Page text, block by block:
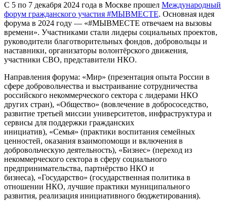
С 5 по 7 декабря 2024 года в Москве прошел Международный
форум гражданского участия #МЫВМЕСТЕ. Основная идея
форума в 2024 году — «#МЫВМЕСТЕ отвечаем на вызовы
времени». Участниками стали лидеры социальных проектов,
руководители благотворительных фондов, добровольцы и
наставники, организаторы волонтёрского движения,
участники СВО, представители НКО.
Направления форума: «Мир» (презентация опыта России в
сфере добровольчества и выстраивание сотрудничества
российского некоммерческого сектора с лидерами НКО
других стран), «Общество» (вовлечение в добрососедство,
развитие третьей миссии университетов, инфраструктура и
сервисы для поддержки гражданских
инициатив), «Семья» (практики воспитания семейных
ценностей, оказания взаимопомощи и включения в
добровольческую деятельность), «Бизнес» (переход из
некоммерческого сектора в сферу социального
предпринимательства, партнёрство НКО и
бизнеса), «Государство» (государственная политика в
отношении НКО, лучшие практики муниципального
развития, реализация инициативного бюджетирования).